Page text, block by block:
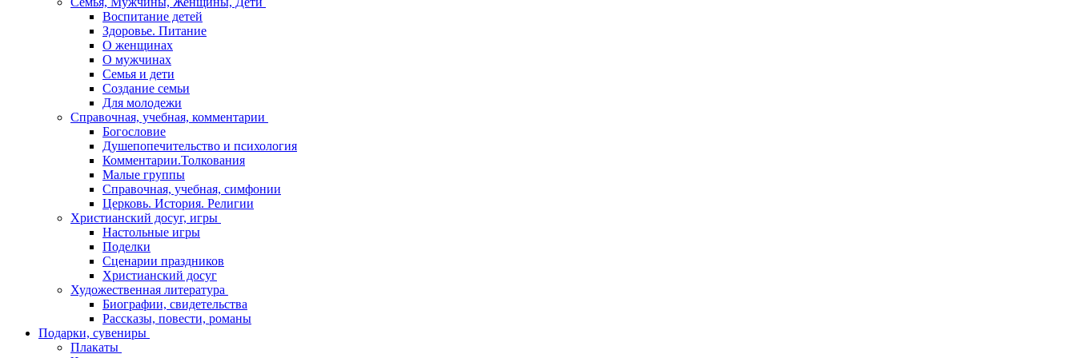
Воспитание детей
Здоровье. Питание
О женщинах
О мужчинах
Семья и дети
Создание семьи
Для молодежи
Справочная, учебная, комментарии
Богословие
Душепопечительство и психология
Комментарии.Толкования
Малые группы
Справочная, учебная, симфонии
Церковь. История. Религии
Христианский досуг, игры
Настольные игры
Поделки
Сценарии праздников
Христианский досуг
Художественная литература
Биографии, свидетельства
Рассказы, повести, романы
Подарки, сувениры
Плакаты